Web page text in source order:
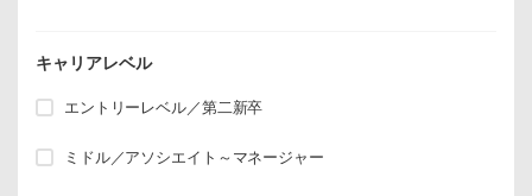
キャリアレベル
エントリーレベル／第二新卒
ミドル／アソシエイト～マネージャー